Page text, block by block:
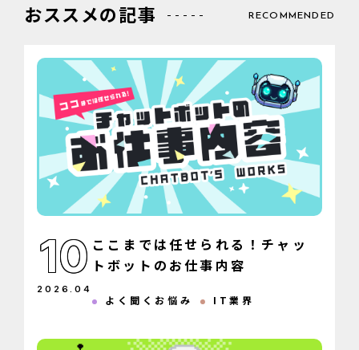
おススメの記事 RECOMMENDED
10
2026 .04
ここまでは任せられる！チャッ
トボットのお仕事内容
よく聞くお悩み IT業界